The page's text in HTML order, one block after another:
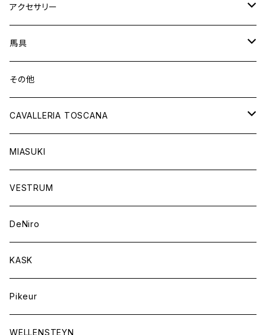
シャツ
アウター
シャツ
ロングブーツ（既製品）
オーダーロングブーツ
ショートブーツ
チャップス
アクセサリー
ベルト
グローブ
ソックス
キャップ
アスコットタイ
バッグ
ネクタイ
スカーフ
ジュエリー
馬具
サドルパッド
イヤーネット
バンデージ
ラグ
その他
CAVALLERIA TOSCANA
レディス
競技用ジャケット
キュロット
メンズ
競技用ジャケット
キュロット
MIASUKI
VESTRUM
DeNiro
KASK
Pikeur
WELLENSTEYN